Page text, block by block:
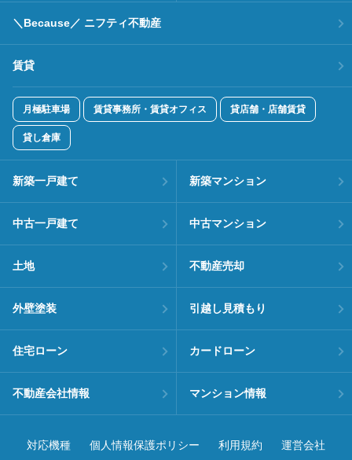
＼Because／ ニフティ不動産
賃貸
月極駐車場 賃貸事務所・賃貸オフィス 貸店舗・店舗賃貸
貸し倉庫
新築一戸建て 新築マンション
中古一戸建て 中古マンション
土地 不動産売却
外壁塗装 引越し見積もり
住宅ローン カードローン
不動産会社情報 マンション情報
対応機種 個人情報保護ポリシー 利用規約 運営会社